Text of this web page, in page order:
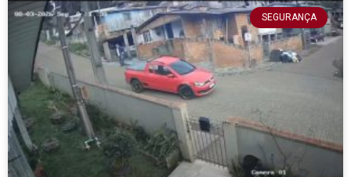
SEGURANÇA